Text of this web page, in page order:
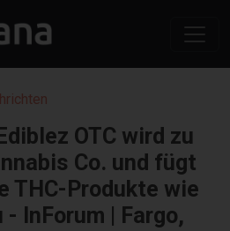
OTC wird zu
Co. und fügt
THC-Produkte wie
InForum | Fargo,